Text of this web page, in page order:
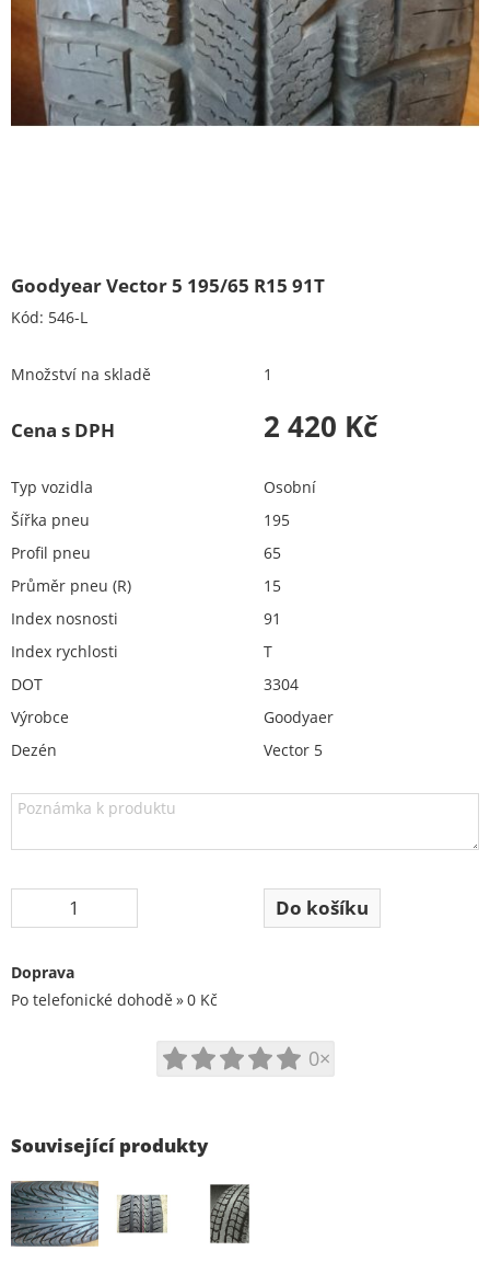
Goodyear Vector 5 195/65 R15 91T
Kód: 546-L
Množství na skladě 1
Cena s DPH 2 420 Kč
Typ vozidla
Osobní
Šířka pneu
195
Profil pneu
65
Průměr pneu (R)
15
Index nosnosti
91
Index rychlosti
T
DOT
3304
Výrobce
Goodyaer
Dezén
Vector 5
Doprava
Po telefonické dohodě
0 Kč
0×
Související produkty